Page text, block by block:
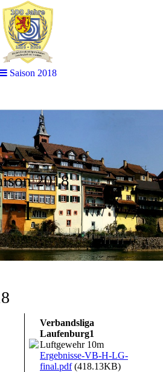
2018
l
Verbandsliga
Laufenburg1
Luftgewehr 10m
Ergebnisse-VB-H-LG-
final.pdf(418.13KB)
Saison 2018